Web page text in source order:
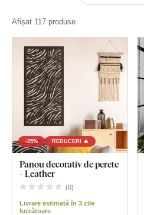
Afișat 117 produse
-25% REDUCERI 🔥
Panou decorativ de perete
- Leather
(0)
Livrare estimată în 3 zile
lucrătoare